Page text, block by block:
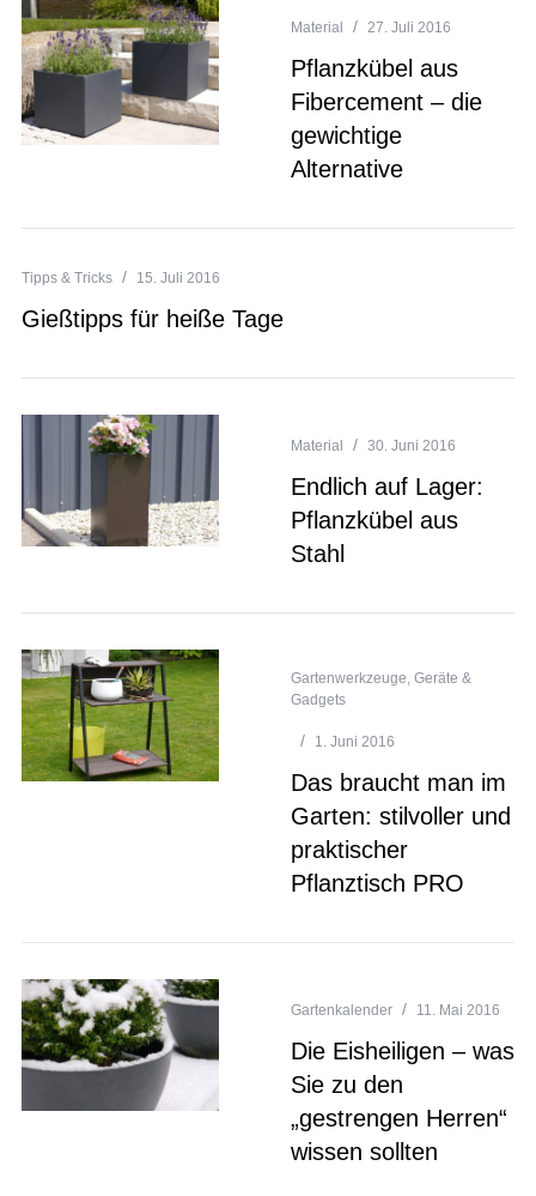
Material 27. Juli 2016
Pflanzkübel aus
Fibercement – die
gewichtige
Alternative
Tipps & Tricks 15. Juli 2016
Gießtipps für heiße Tage
Material 30. Juni 2016
Endlich auf Lager:
Pflanzkübel aus
Stahl
Gartenwerkzeuge, Geräte &
Gadgets
1. Juni 2016
Das braucht man im
Garten: stilvoller und
praktischer
Pflanztisch PRO
Gartenkalender 11. Mai 2016
Die Eisheiligen – was
Sie zu den
„gestrengen Herren“
wissen sollten